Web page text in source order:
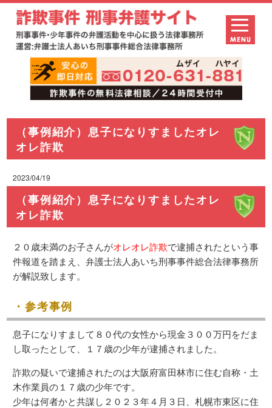
（事例紹介）息子になりすましたオレ
オレ詐欺
2023/04/19
（事例紹介）息子になりすましたオレ
オレ詐欺
２０歳未満のお子さんがオレオレ詐欺で逮捕されたという事
件報道を踏まえ、弁護士法人あいち刑事事件総合法律事務所
が解説致します。
・参考事例
息子になりすまして８０代の女性から現金３００万円をだま
し取ったとして、１７歳の少年が逮捕されました。
詐欺の疑いで逮捕されたのは大阪府富田林市に住む自称・土
木作業員の１７歳の少年です。
少年は何者かと共謀し２０２３年４月３日、札幌市東区に住